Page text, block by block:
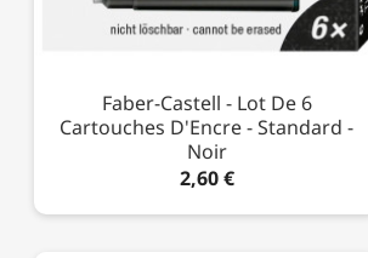
Faber-Castell - Lot De 6
Cartouches D'Encre - Standard -
Noir
2,60 €